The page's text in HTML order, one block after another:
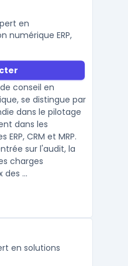
en
numérique ERP,
conseil en
se distingue par
dans le pilotage
dans les
CRM et MRP.
sur l'audit, la
charges
...
en solutions